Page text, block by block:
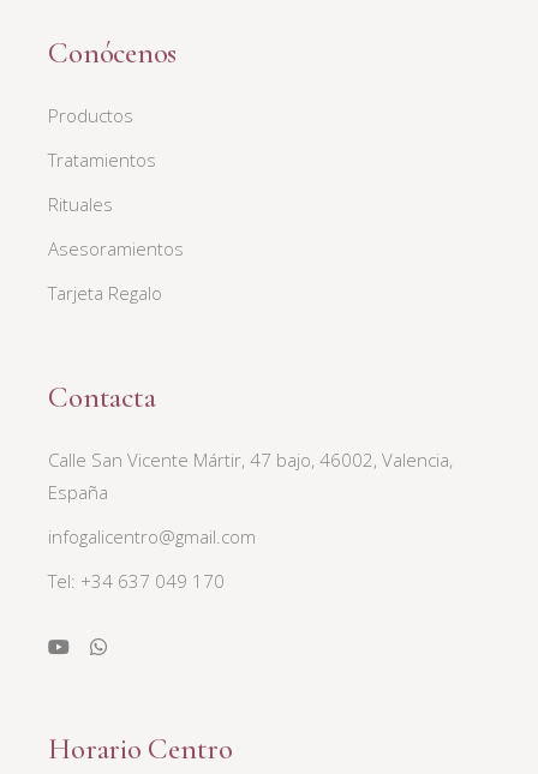
Conócenos
Productos
Tratamientos
Rituales
Asesoramientos
Tarjeta Regalo
Contacta
Calle San Vicente Mártir, 47 bajo, 46002, Valencia,
España
infogalicentro@gmail.com
Tel: +34 637 049 170
Horario Centro